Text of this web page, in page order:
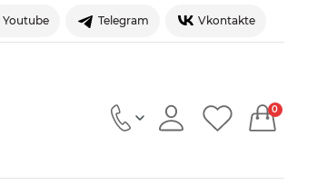
Youtube Telegram Vkontakte
0